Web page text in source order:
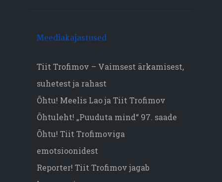
Meediakajastused
Tiit Trofimov – Vaimsest ärkamisest,
suhetest ja rahast
Õhtu! Meelis Lao ja Tiit Trofimov
Õhtuleht! „Puuduta mind“ 97. saade
Õhtu! Tiit Trofimoviga
emotsioonidest
Reporter! Tiit Trofimov jagab